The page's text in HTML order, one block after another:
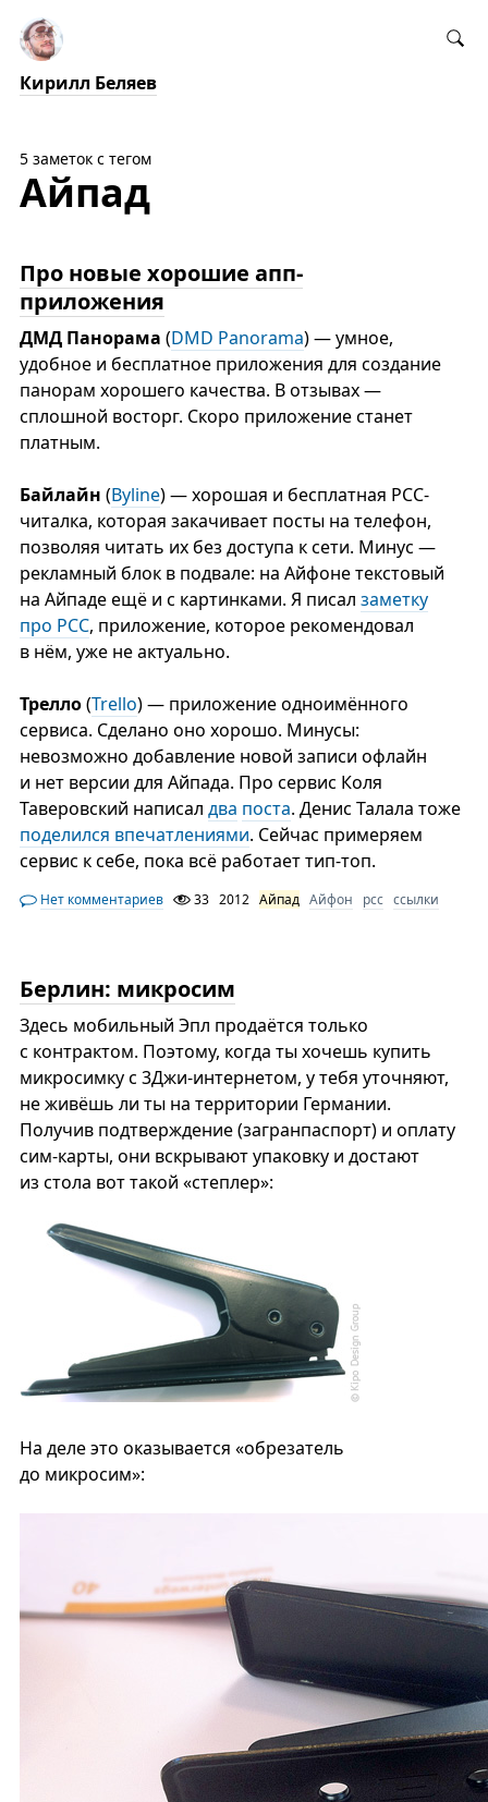
Кирилл Беляев
5 заметок с тегом
Айпад
Про новые хорошие апп-
приложения
ДМД Панорама (DMD Panorama) — умное,
удобное и бесплатное приложения для создание
панорам хорошего качества. В отзывах —
сплошной восторг. Скоро приложение станет
платным.
Байлайн (Byline) — хорошая и бесплатная РСС-
читалка, которая закачивает посты на телефон,
позволяя читать их без доступа к сети. Минус —
рекламный блок в подвале: на Айфоне текстовый
на Айпаде ещё и с картинками. Я писал заметку
про РСС, приложение, которое рекомендовал
в нём, уже не актуально.
Трелло(Trello) — приложение одноимённого
сервиса. Сделано оно хорошо. Минусы:
невозможно добавление новой записи офлайн
и нет версии для Айпада. Про сервис Коля
Таверовский написал два поста. Денис Талала тоже
поделился впечатлениями. Сейчас примеряем
сервис к себе, пока всё работает тип-топ.
Нет комментариев 33 2012 Айпад Айфон рсс ссылки
Берлин: микросим
Здесь мобильный Эпл продаётся только
с контрактом. Поэтому, когда ты хочешь купить
микросимку с 3Джи-интернетом, у тебя уточняют,
не живёшь ли ты на территории Германии.
Получив подтверждение (загранпаспорт) и оплату
сим-карты, они вскрывают упаковку и достают
из стола вот такой «степлер»:
На деле это оказывается «обрезатель
до микросим»: